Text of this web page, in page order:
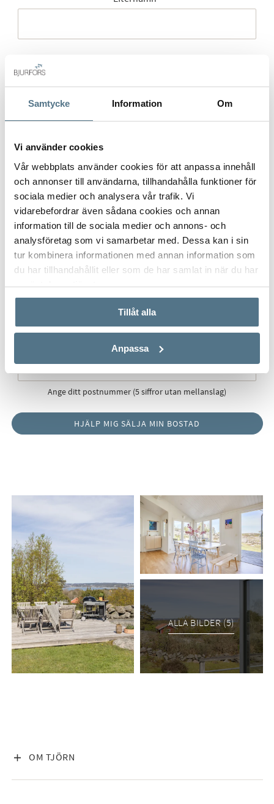
Samtycke Information Om
Vi använder cookies
Vår webbplats använder cookies för att anpassa innehåll
och annonser till användarna, tillhandahålla funktioner för
sociala medier och analysera vår trafik. Vi
vidarebefordrar även sådana cookies och annan
information till de sociala medier och annons- och
analysföretag som vi samarbetar med. Dessa kan i sin
tur kombinera informationen med annan information som
du har tillhandahållit eller som de har samlat in när du har
använt deras tjänster.
Tillåt alla
Anpassa
Gatuadress (Välj adress) *
Postort*
Ange ditt postnummer (5 siffror utan mellanslag)
ALLA BILDER (5)
OM TJÖRN
VISA INNEHÅLL